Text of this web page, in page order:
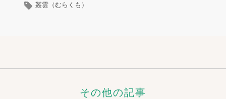
叢雲（むらくも）
その他の記事